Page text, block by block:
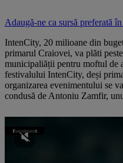
Adaugă-ne ca sursă preferată în
IntenCity, 20 milioane din
primarul Craiovei, va plăti
municipaliății pentru moftul de
festivalului IntenCity, deși
organizarea evenimentului se
condusă de Antoniu Zamfir,